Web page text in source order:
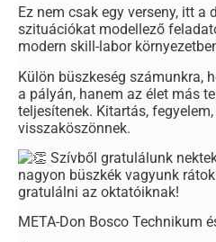
Ez nem csak egy verseny, itt
szituációkat modellező
modern skill-labor
Külön büszkeség számunkra,
a pályán, hanem az élet más
teljesítenek. Kitartás,
visszaköszönnek.
Szívből gratulálunk
nagyon büszkék vagyunk
gratulálni az oktatóiknak!
META-Don Bosco Technikum